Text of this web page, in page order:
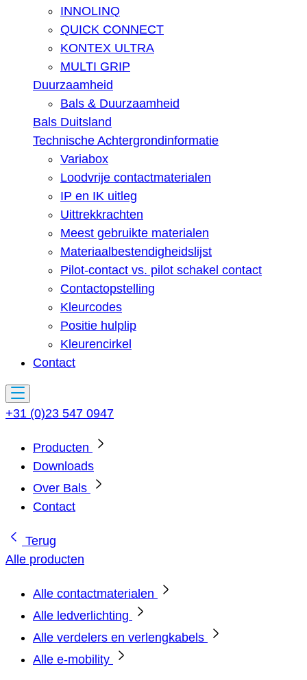
INNOLINQ
QUICK CONNECT
KONTEX ULTRA
MULTI GRIP
Duurzaamheid
Bals & Duurzaamheid
Bals Duitsland
Technische Achtergrondinformatie
Variabox
Loodvrije contactmaterialen
IP en IK uitleg
Uittrekkrachten
Meest gebruikte materialen
Materiaalbestendigheidslijst
Pilot-contact vs. pilot schakel contact
Contactopstelling
Kleurcodes
Positie hulplip
Kleurencirkel
Contact
+31 (0)23 547 0947
Producten
Downloads
Over Bals
Contact
Terug
Alle producten
Alle contactmaterialen
Alle ledverlichting
Alle verdelers en verlengkabels
Alle e-mobility